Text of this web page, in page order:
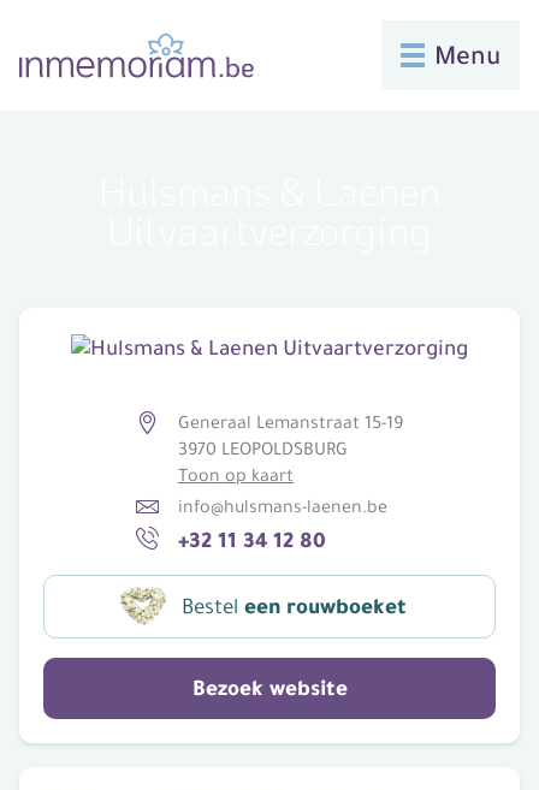
Menu
Generaal Lemanstraat 15-19
3970 LEOPOLDSBURG
Toon op kaart
info@hulsmans-laenen.be
+32 11 34 12 80
Bestel een rouwboeket
Bezoek website